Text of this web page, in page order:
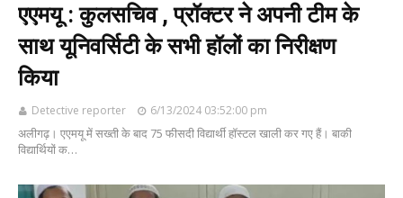
एएमयू : कुलसचिव , प्रॉक्टर ने अपनी टीम के
साथ यूनिवर्सिटी के सभी हॉलों का निरीक्षण
किया
Detective reporter 6/13/2024 03:52:00 pm
अलीगढ़। एएमयू में सख्ती के बाद 75 फीसदी विद्यार्थी हॉस्टल खाली कर गए हैं। बाकी
विद्यार्थियों क…